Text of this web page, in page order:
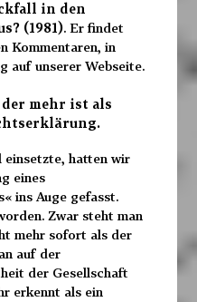
in den
(1981). Er findet
Kommentaren, in
auf unserer Webseite.
mehr ist als
einsetzte, hatten wir
eines
ins Auge gefasst.
Zwar steht man
mehr sofort als der
auf der
der Gesellschaft
erkennt als ein